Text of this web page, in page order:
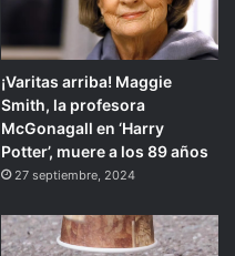
¡Varitas arriba! Maggie
Smith, la profesora
McGonagall en ‘Harry
Potter’, muere a los 89 años
27 septiembre, 2024